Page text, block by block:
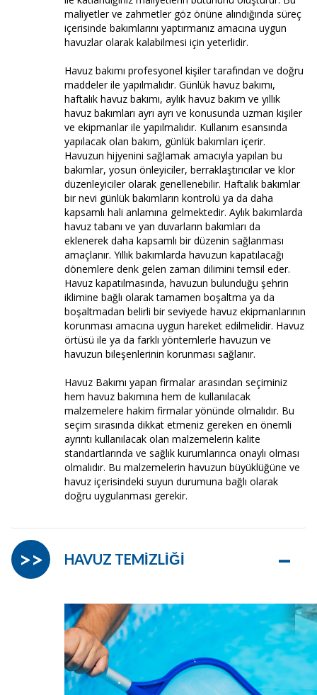
maliyetler ve zahmetler göz önüne alındığında süreç
içerisinde bakımlarını yaptırmanız amacına uygun
havuzlar olarak kalabilmesi için yeterlidir.
Havuz bakımı profesyonel kişiler tarafından ve doğru
maddeler ile yapılmalıdır. Günlük havuz bakımı,
haftalık havuz bakımı, aylık havuz bakım ve yıllık
havuz bakımları ayrı ayrı ve konusunda uzman kişiler
ve ekipmanlar ile yapılmalıdır. Kullanım esansında
yapılacak olan bakım, günlük bakımları içerir.
Havuzun hijyenini sağlamak amacıyla yapılan bu
bakımlar, yosun önleyiciler, berraklaştırıcılar ve klor
düzenleyiciler olarak genellenebilir. Haftalık bakımlar
bir nevi günlük bakımların kontrolü ya da daha
kapsamlı hali anlamına gelmektedir. Aylık bakımlarda
havuz tabanı ve yan duvarların bakımları da
eklenerek daha kapsamlı bir düzenin sağlanması
amaçlanır. Yıllık bakımlarda havuzun kapatılacağı
dönemlere denk gelen zaman dilimini temsil eder.
Havuz kapatılmasında, havuzun bulunduğu şehrin
iklimine bağlı olarak tamamen boşaltma ya da
boşaltmadan belirli bir seviyede havuz ekipmanlarının
korunması amacına uygun hareket edilmelidir. Havuz
örtüsü ile ya da farklı yöntemlerle havuzun ve
havuzun bileşenlerinin korunması sağlanır.
Havuz Bakımı yapan firmalar arasından seçiminiz
hem havuz bakımına hem de kullanılacak
malzemelere hakim firmalar yönünde olmalıdır. Bu
seçim sırasında dikkat etmeniz gereken en önemli
ayrıntı kullanılacak olan malzemelerin kalite
standartlarında ve sağlık kurumlarınca onaylı olması
olmalıdır. Bu malzemelerin havuzun büyüklüğüne ve
havuz içerisindeki suyun durumuna bağlı olarak
doğru uygulanması gerekir.
HAVUZ TEMİZLİĞİ –
>>